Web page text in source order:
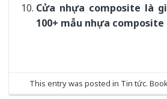
Cửa nhựa composite là
100+ mẫu nhựa
This entry was posted in Tin tức.